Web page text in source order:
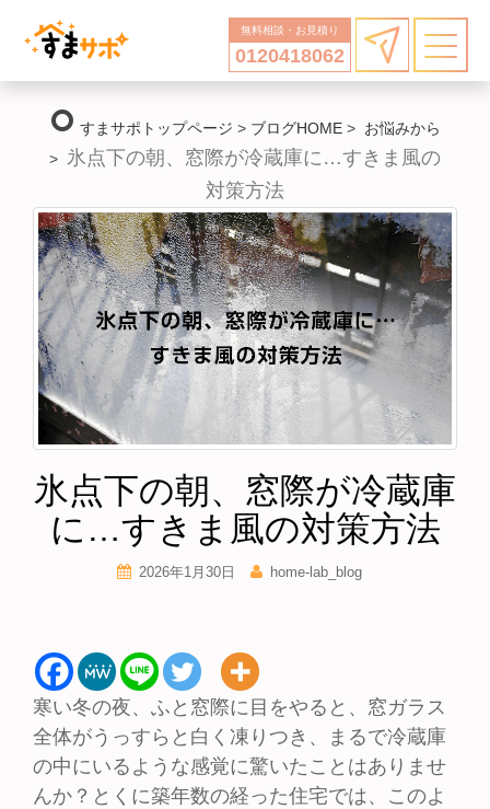
無料相談・お見積り
0120418062
trip_origin すまサポトップページ > ブログHOME > お悩みから
> 氷点下の朝、窓際が冷蔵庫に…すきま風の
対策方法
氷点下の朝、窓際が冷蔵庫
に…すきま風の対策方法
2026年1月30日 home-lab_blog
寒い冬の夜、ふと窓際に目をやると、窓ガラス
全体がうっすらと白く凍りつき、まるで冷蔵庫
の中にいるような感覚に驚いたことはありませ
んか？とくに築年数の経った住宅では、このよ